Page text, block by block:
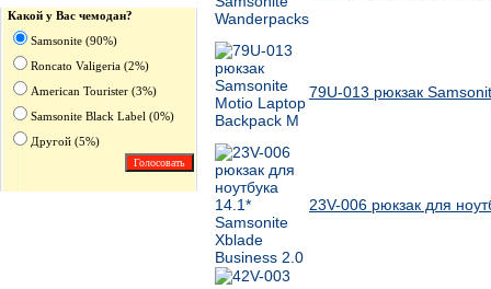
Какой у Вас чемодан?
Samsonite (90%)
Roncato Valigeria (2%)
American Tourister (3%)
Samsonite Black Label (0%)
Другoй (5%)
79U-013 рюкзак
23V-006 рюкзак для